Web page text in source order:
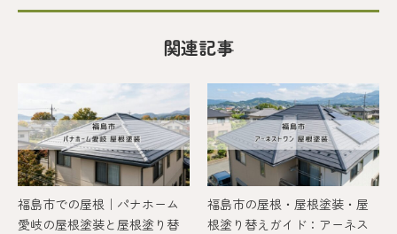
関連記事
福島市での屋根｜パナホーム
愛岐の屋根塗装と屋根塗り替
福島市の屋根・屋根塗装・屋
根塗り替えガイド：アーネス